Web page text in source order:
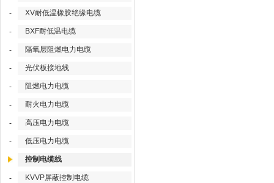
- XV耐低温橡胶绝缘电缆
- BXF耐低温电缆
- 隔氧层阻燃电力电缆
- 光伏板接地线
- 阻燃电力电缆
- 耐火电力电缆
- 高压电力电缆
- 低压电力电缆
控制电缆线
- KVVP屏蔽控制电缆